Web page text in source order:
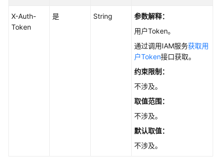
系
统
X-Auth-
Token
是 String
参数解释：
用户Token。
通过调用IAM服务获取用
户Token接口获取。
约束限制：
不涉及。
取值范围：
不涉及。
默认取值：
不涉及。